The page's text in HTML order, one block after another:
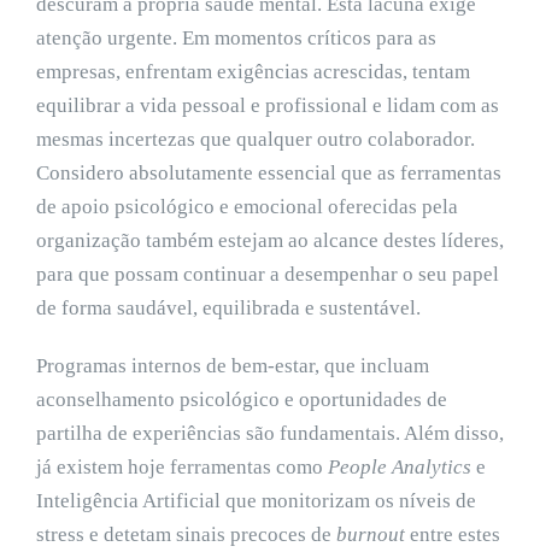
atenção urgente. Em momentos críticos para as
empresas, enfrentam exigências acrescidas, tentam
equilibrar a vida pessoal e profissional e lidam com as
mesmas incertezas que qualquer outro colaborador.
Considero absolutamente essencial que as ferramentas
de apoio psicológico e emocional oferecidas pela
organização também estejam ao alcance destes líderes,
para que possam continuar a desempenhar o seu papel
de forma saudável, equilibrada e sustentável.
Programas internos de bem-estar, que incluam
aconselhamento psicológico e oportunidades de
partilha de experiências são fundamentais. Além disso,
já existem hoje ferramentas como People Analytics e
Inteligência Artificial que monitorizam os níveis de
stress e detetam sinais precoces de burnout entre estes